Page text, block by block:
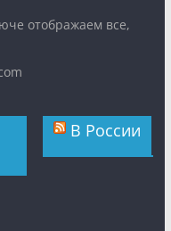
отображаем все,
В России